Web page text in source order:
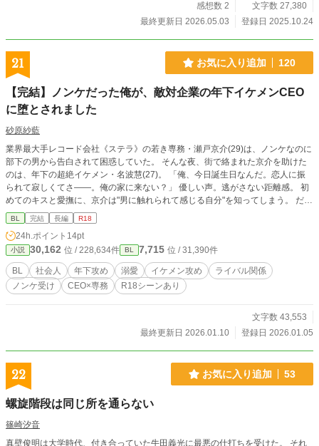
感想数 2
文字数 27,380
最終更新日 2026.05.03
登録日 2025.10.24
21 お気に入り追加 120
【完結】ノンケだった俺が、敵対企業の年下イケメンCEO
に堕とされました
砂原紗藍
業界最大手レコード会社《ステラ》の若き専務・瀬戸京介(29)は、ノンケなのに
部下の男から告白されて困惑していた。 そんな夜、街で絡まれた京介を助けた
のは、年下の超絶イケメン・名波慧(27)。 「俺、今日誕生日なんだ。恋人に振
られて寂しくてさ――。俺の家に来ない？」 優しい声。逃がさない距離感。 初
めてのキスと愛撫に、京介は"男に触れられて感じる自分"を知ってしまう。 だ
が、その一週間後。 日本最大級の音楽フェス《SONIC WAVE》―― 経済効果10
0億円とも言われる、その配信権を巡るプレゼン会場で、京介は息を呑んだ。 壇
上に立っていたのは、あの夜の青年・慧。 彼の正体は、新興配信会社《ECHO-
エコー-》のCEO。 業界では“天才”と囁かれる、ステラの最大のライバルだっ
た。 業界最大手 vs 弱小スタートアップ。 ビジネスではライバル、ベッドの上で
は――？ 立場、プライド、そして100億のマネー。 すべてを賭けた勝負の中
で、二人の関係は否応なく加速していく。 「もう隠さない。京介が俺の恋人だ
め”。 一夜の過ちから始まる、 危険で甘い、ビジネス×ラブロマンス。 ※アナザ
ーストーリー 【運命の人が敵対企業の専務だったので、ビジネスも恋も全部奪
BL 完結 長編 R18
24h.ポイント 14pt
小説 30,162 位 / 228,634件 BL 7,715 位 / 31,390件
BL 社会人 年下攻め 溺愛 イケメン攻め
ライバル関係
ノンケ受け
CEO×専務 R18シーンあり
文字数 43,553
最終更新日 2026.01.10
登録日 2026.01.05
22 お気に入り追加 53
螺旋階段は同じ所を通らない
篠崎汐音
真壁俊明は大学時代、付き合っていた牛田義光に最悪の仕打ちを受けた。 それ